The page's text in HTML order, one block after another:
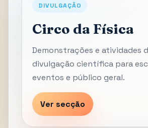
DIVULGAÇÃO
Circo da Física
Demonstrações e atividades
divulgação científica para
eventos e público geral.
Ver secção